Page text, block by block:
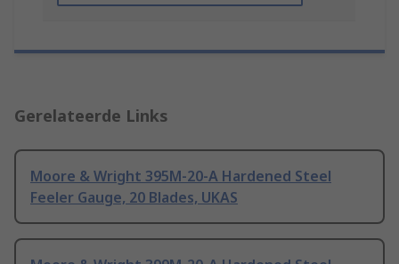
Gerelateerde Links
Moore & Wright 395M-20-A Hardened Steel
Feeler Gauge, 20 Blades, UKAS